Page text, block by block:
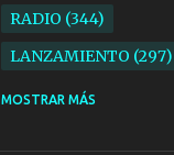
RADIO 344
LANZAMIENTO 297
ELECTRONICA
MOSTRAR MÁS